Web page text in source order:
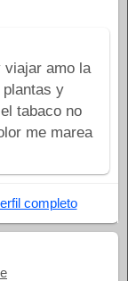
viajar amo la
y
tabaco no
me marea
completo